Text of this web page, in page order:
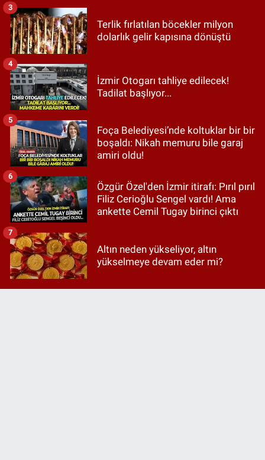
Terlik fırlatılan böcekler milyon
dolarlık gelir kapısına dönüştü
3
İzmir Otogarı tahliye edilecek!
Tadilat başlıyor...
4
Foça Belediyesi’nde koltuklar bir bir
boşaldı: Nikah memuru bile garaj
amiri oldu!
5
Özgür Özel'den İzmir itirafı: Pırıl pırıl
Filiz Cerioğlu Sengel vardı! Ama
ankette Cemil Tugay birinci çıktı
6
Altın neden yükseliyor, altın
yükselmeye devam eder mi?
7